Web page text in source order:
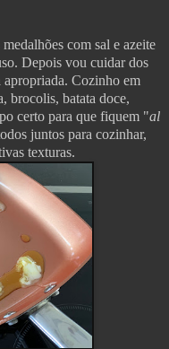
com sal e azeite
Depois vou cuidar dos
apropriada. Cozinho em
brocolis, batata doce,
certo para que fiquem "al
juntos para cozinhar,
texturas.